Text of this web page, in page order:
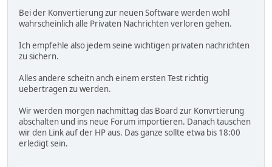
Bei der Konvertierung zur neuen Software werden wohl
wahrscheinlich alle Privaten Nachrichten verloren gehen.
Ich empfehle also jedem seine wichtigen privaten nachrichten
zu sichern.
Alles andere scheitn anch einem ersten Test richtig
uebertragen zu werden.
Wir werden morgen nachmittag das Board zur Konvrtierung
abschalten und ins neue Forum importieren. Danach tauschen
wir den Link auf der HP aus. Das ganze sollte etwa bis 18:00
erledigt sein.